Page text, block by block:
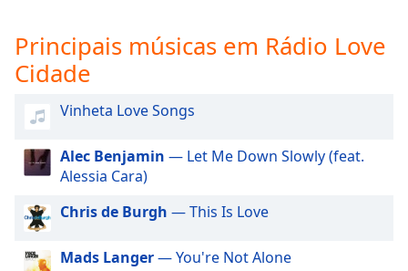
subtitles
settings
dialog
subtitles
off
selected
Picture-
Picture
Principais músicas em Rádio Love
Cidade
Vinheta Love Songs
Alec Benjamin — Let Me Down Slowly (feat.
Alessia Cara)
Chris de Burgh — This Is Love
Mads Langer— You're Not Alone